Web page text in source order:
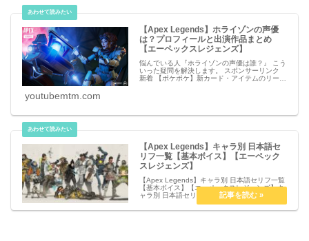
【Apex Legends】ホライゾンの声優
は？プロフィールと出演作品まとめ
【エーペックスレジェンズ】
悩んでいる人『ホライゾンの声優は誰？』 こう
いった疑問を解決します。 スポンサーリンク
新着 【ポケポケ】新カード・アイテムのリーク
youtubemtm.com
【Apex Legends】キャラ別 日本語セ
リフ一覧【基本ボイス】【エーペック
スレジェンズ】
【Apex Legends】キャラ別 日本語セリフ一覧
【基本ボイス】【エーペックスレジェンズ】キ
ャラ別 日本語セリフ一覧【基本ボイス】 ブラ
ッドハウンド ジブラルタル ライフライン パス
ファインダー レイス バンガロール コースティ